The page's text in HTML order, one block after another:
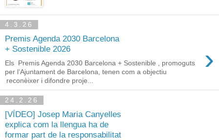
4.3.26
Premis Agenda 2030 Barcelona
+ Sostenible 2026
›
Els Premis Agenda 2030 Barcelona + Sostenible , promoguts
per l’Ajuntament de Barcelona, tenen com a objectiu
reconèixer i difondre proje...
24.2.26
[VÍDEO] Josep Maria Canyelles
explica com la llengua ha de
formar part de la responsabilitat